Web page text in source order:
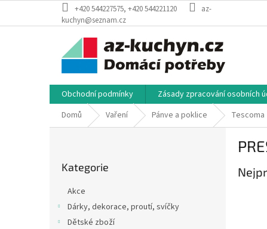
obsah
+420 544227575, +420 544221120
az-
kuchyn@seznam.cz
Obchodní podmínky Zásady zpracování osobních
Domů
Vaření Pánve a poklice Tescoma
kategorie
Kategorie
Akce
Dárky, dekorace, proutí, svíčky
Dětské zboží